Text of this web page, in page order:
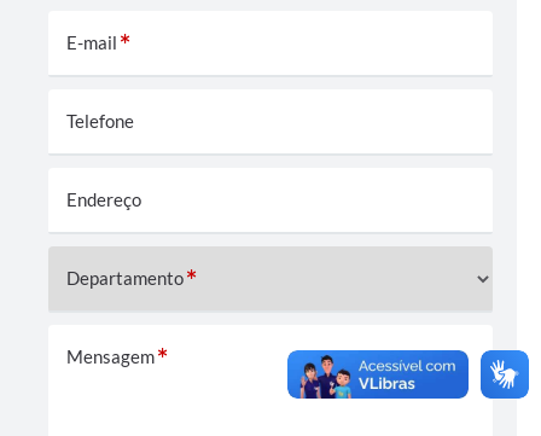
E-mail
Telefone
Endereço
Departamento
Mensagem